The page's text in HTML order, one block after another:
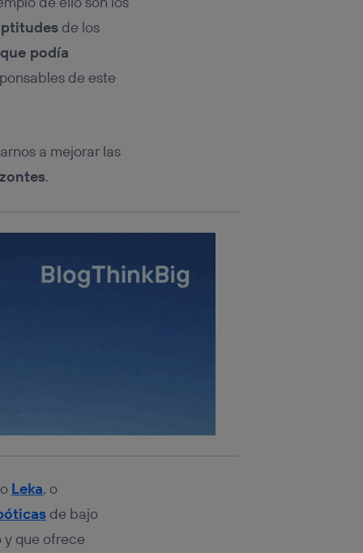
de los
podía
de este
a mejorar las
.
Leka, o
de bajo
y que ofrece
se
que
la parte
.